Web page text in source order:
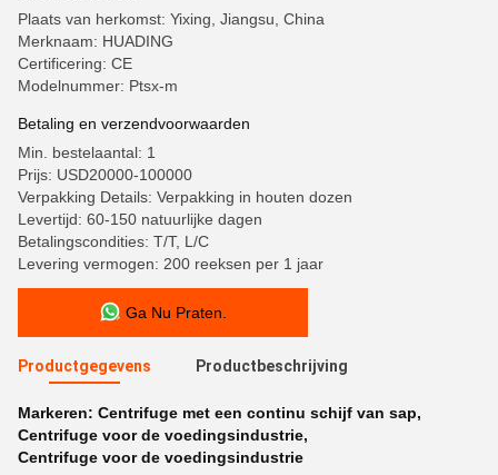
Plaats van herkomst: Yixing, Jiangsu, China
Merknaam: HUADING
Certificering: CE
Modelnummer: Ptsx-m
Betaling en verzendvoorwaarden
Min. bestelaantal: 1
Prijs: USD20000-100000
Verpakking Details: Verpakking in houten dozen
Levertijd: 60-150 natuurlijke dagen
Betalingscondities: T/T, L/C
Levering vermogen: 200 reeksen per 1 jaar
Ga Nu Praten.
Productgegevens Productbeschrijving
Markeren: Centrifuge met een continu schijf van sap,
Centrifuge voor de voedingsindustrie,
Centrifuge voor de voedingsindustrie